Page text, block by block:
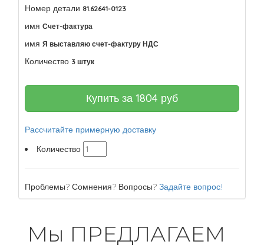
Номер детали 81.62641-0123
имя Счет-фактура
имя Я выставляю счет-фактуру НДС
Количество 3 штук
Купить за 1804 руб
Рассчитайте примерную доставку
Количество
Проблемы? Сомнения? Вопросы? Задайте вопрос!
Мы ПРЕДЛАГАЕМ